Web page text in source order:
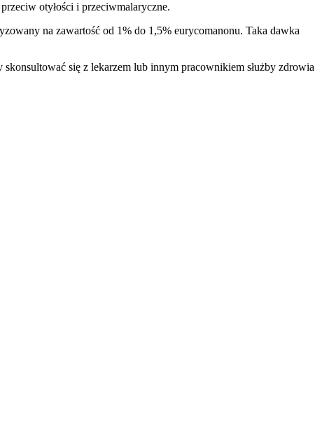
otyłości i przeciwmalaryczne.
na zawartość od 1% do 1,5% eurycomanonu. Taka dawka
się z lekarzem lub innym pracownikiem służby zdrowia